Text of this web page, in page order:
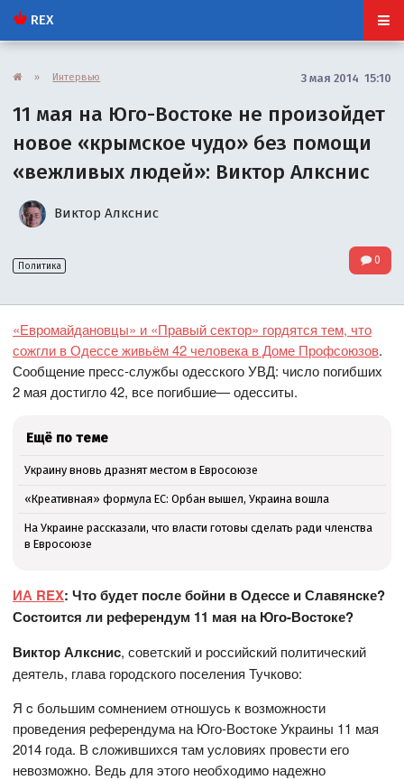
REX
» Интервью 3 мая 2014 15:10
11 мая на Юго-Востоке не произойдет
новое «крымское чудо» без помощи
«вежливых людей»: Виктор Алкснис
Виктор Алкснис
Политика 0
«Евромайдановцы» и «Правый сектор» гордятся тем, что
сожгли в Одессе живьём 42 человека в Доме Профсоюзов.
Сообщение пресс-службы одесского УВД: число погибших
2 мая достигло 42, все погибшие— одесситы.
Ещё по теме
Украину вновь дразнят местом в Евросоюзе
«Креативная» формула ЕС: Орбан вышел, Украина вошла
На Украине рассказали, что власти готовы сделать ради членства
в Евросоюзе
ИА REX: Что будет после бойни в Одессе и Славянске?
Состоится ли референдум 11 мая на Юго-Востоке?
Виктор Алкснис, советский и российский политический
деятель, глава городского поселения Тучково:
Я c большим cомнением отношуcь к возможноcти
проведения референдума на Юго-Воcтоке Украины 11 мая
2014 года. В cложившихcя там уcловиях провеcти его
невозможно. Ведь для этого необходимо надежно